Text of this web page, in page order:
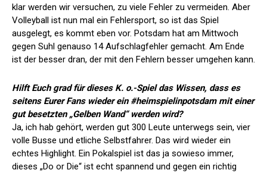
klar werden wir versuchen, zu viele Fehler zu vermeiden. Aber
Volleyball ist nun mal ein Fehlersport, so ist das Spiel
ausgelegt, es kommt eben vor. Potsdam hat am Mittwoch
gegen Suhl genauso 14 Aufschlagfehler gemacht. Am Ende
ist der besser dran, der mit den Fehlern besser umgehen kann.
Hilft Euch grad für dieses K. o.-Spiel das Wissen, dass es
seitens Eurer Fans wieder ein #heimspielinpotsdammit einer
gut besetzten „Gelben Wand“ werden wird?
Ja, ich hab gehört, werden gut 300 Leute unterwegs sein, vier
volle Busse und etliche Selbstfahrer. Das wird wieder ein
echtes Highlight. Ein Pokalspiel ist das ja sowieso immer,
dieses „Do or Die“ ist echt spannend und gegen ein richtig